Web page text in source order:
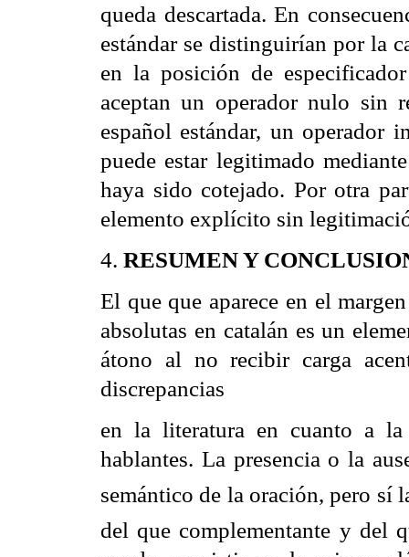
queda descartada. En
estándar se distinguirían por la
en la posición de
aceptan un operador nulo sin
español estándar, un operador
puede estar legitimado
haya sido cotejado. Por otra
elemento explícito sin
4. RESUMEN Y
El que que aparece en el
absolutas en catalán es un
átono al no recibir carga
discrepancias
en la literatura en cuanto a
hablantes. La presencia o la
semántico de la oración, pero sí
del que complementante y del